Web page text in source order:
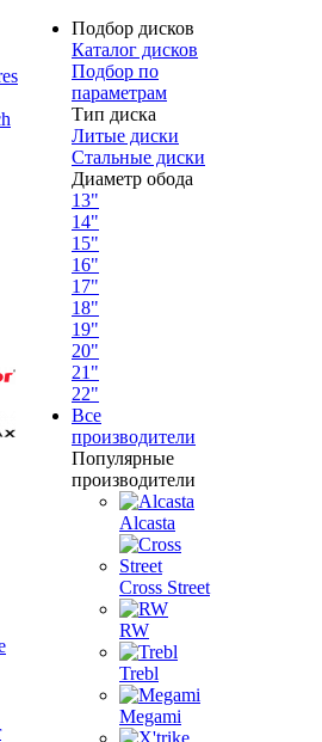
Подбор дисков
Каталог дисков
Подбор по
параметрам
Тип диска
Литые диски
Стальные диски
Диаметр обода
13"
14"
15"
16"
17"
18"
19"
20"
21"
22"
Все
производители
Популярные
производители
Alcasta
Cross Street
RW
Trebl
Megami